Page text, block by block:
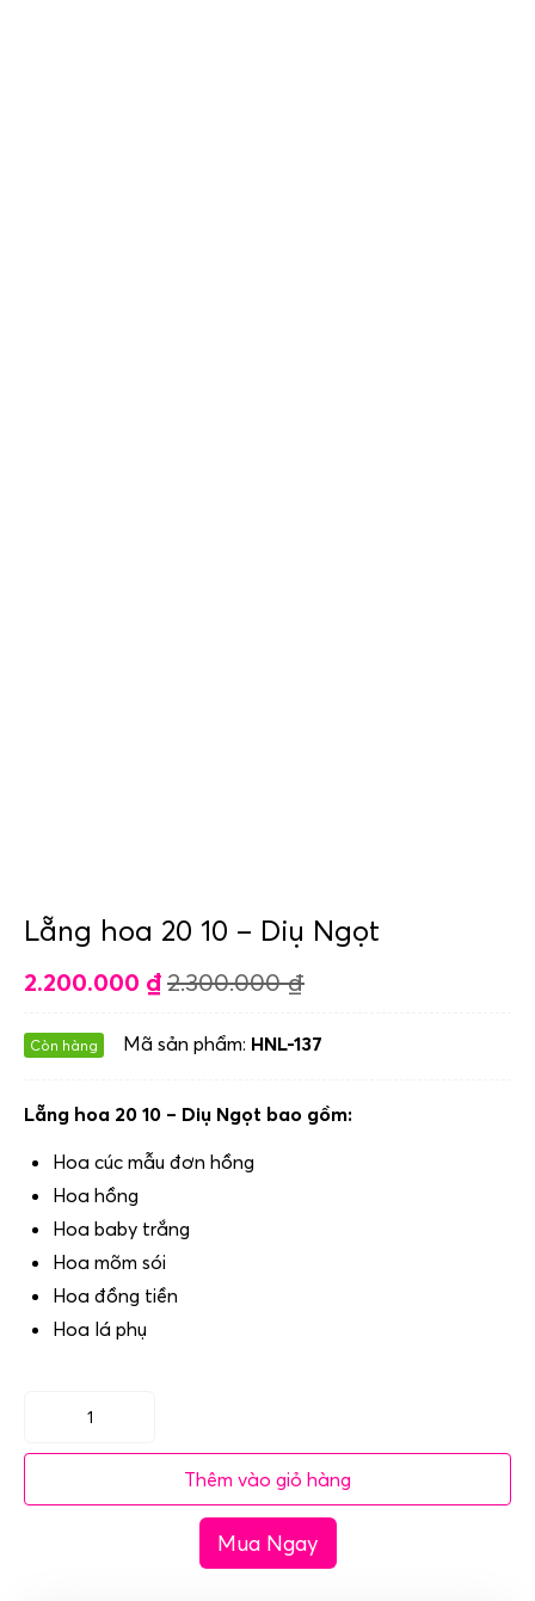
Lẵng hoa 20 10 – Diụ Ngọt
2.200.000 ₫ 2.300.000₫
Còn hàng Mã sản phẩm: HNL-137
Lẵng hoa 20 10 – Diụ Ngọt bao gồm:
Hoa cúc mẫu đơn hồng
Hoa hồng
Hoa baby trắng
Hoa mõm sói
Hoa đồng tiền
Hoa lá phụ
Lẵng
hoa
Thêm vào giỏ hàng
Mua Ngay